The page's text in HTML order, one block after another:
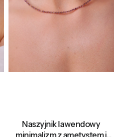
Naszyjnik lawendowy
minimalizm z ametystem i